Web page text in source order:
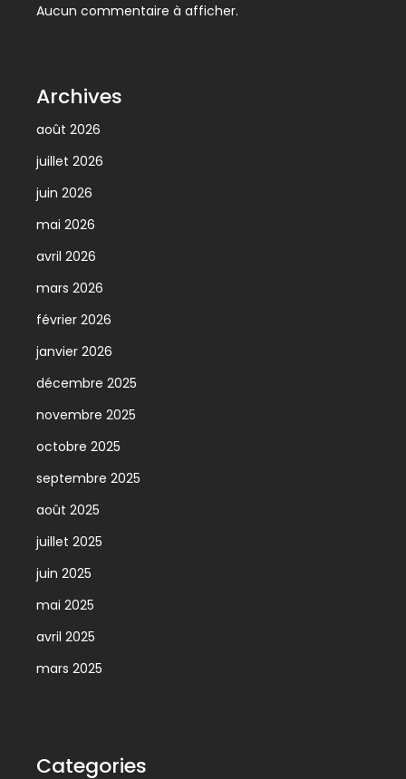
Aucun commentaire à afficher.
Archives
août 2026
juillet 2026
juin 2026
mai 2026
avril 2026
mars 2026
février 2026
janvier 2026
décembre 2025
novembre 2025
octobre 2025
septembre 2025
août 2025
juillet 2025
juin 2025
mai 2025
avril 2025
mars 2025
Categories